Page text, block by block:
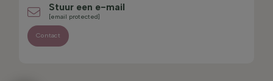
Stuur een e-mail
[email protected]
Contact